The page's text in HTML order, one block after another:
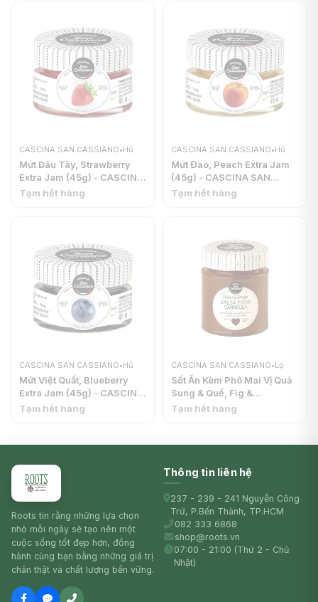
CASCINA SAN CASSIANO•Hũ
Mứt Dâu Tây, Strawberry
Extra Jam (45g) - CASCINA
SAN CASSIANO
Tạm hết hàng
CASCINA SAN CASSIANO•Hũ
Mứt Đào, Peach Extra Jam
(45g) - CASCINA SAN
CASSIANO
Tạm hết hàng
CASCINA SAN CASSIANO•Hũ
Mứt Việt Quất, Blueberry
Extra Jam (45g) - CASCINA
SAN CASSIANO
Tạm hết hàng
CASCINA SAN CASSIANO•Lọ
Sốt Ăn Kèm Phô Mai Vị Quả
Sung & Quế, Fig &
Cinnamon Sauce (170g) -
Tạm hết hàng
Roots tin rằng những lựa chọn
nhỏ mỗi ngày sẽ tạo nên một
cuộc sống tốt đẹp hơn, đồng
hành cùng bạn bằng những giá trị
chân thật và chất lượng bền vững.
Thông tin liên hệ
237 - 239 - 241 Nguyễn Công
Trứ, P.Bến Thành, TP.HCM
082 333 6868
shop@roots.vn
07:00 - 21:00 (Thứ 2 - Chủ
Nhật)